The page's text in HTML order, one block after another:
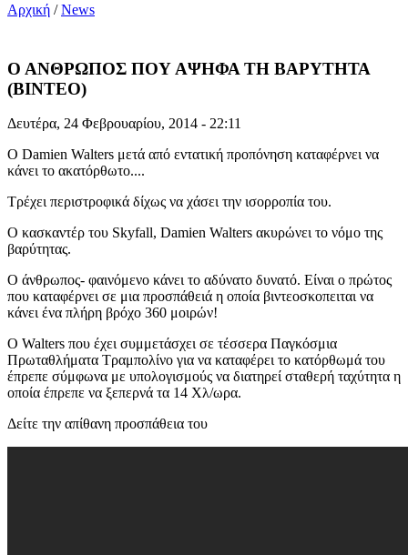
Αρχική /News
Ο ΑΝΘΡΩΠΟΣ ΠΟΥ ΑΨΗΦΑ ΤΗ ΒΑΡΥΤΗΤΑ
(ΒΙΝΤΕΟ)
Δευτέρα, 24 Φεβρουαρίου, 2014 - 22:11
Ο Damien Walters μετά από εντατική προπόνηση καταφέρνει να
κάνει το ακατόρθωτο....
Τρέχει περιστροφικά δίχως να χάσει την ισορροπία του.
Ο κασκαντέρ του Skyfall, Damien Walters ακυρώνει το νόμο της
βαρύτητας.
Ο άνθρωπος- φαινόμενο κάνει το αδύνατο δυνατό. Είναι ο πρώτος
που καταφέρνει σε μια προσπάθειά η οποία βιντεοσκοπειται να
κάνει ένα πλήρη βρόχο 360 μοιρών!
Ο Walters που έχει συμμετάσχει σε τέσσερα Παγκόσμια
Πρωταθλήματα Τραμπολίνο για να καταφέρει το κατόρθωμά του
έπρεπε σύμφωνα με υπολογισμούς να διατηρεί σταθερή ταχύτητα η
οποία έπρεπε να ξεπερνά τα 14 Χλ/ωρα.
Δείτε την απίθανη προσπάθεια του